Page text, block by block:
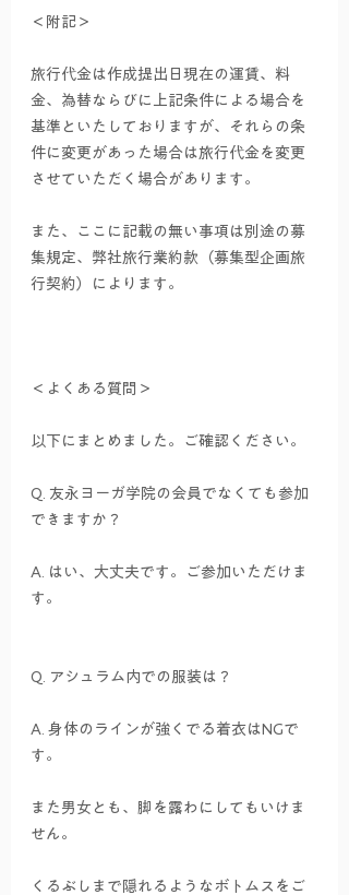
＜附記＞
旅行代金は作成提出日現在の運賃、料
金、為替ならびに上記条件による場合を
基準といたしておりますが、それらの条
件に変更があった場合は旅行代金を変更
させていただく場合があります。
また、ここに記載の無い事項は別途の募
集規定、弊社旅行業約款（募集型企画旅
行契約）によります。
＜よくある質問＞
以下にまとめました。ご確認ください。
Q. 友永ヨーガ学院の会員でなくても参加
できますか？
A. はい、大丈夫です。ご参加いただけま
す。
Q. アシュラム内での服装は？
A. 身体のラインが強くでる着衣はNGで
す。
また男女とも、脚を露わにしてもいけま
せん。
くるぶしまで隠れるようなボトムスをご